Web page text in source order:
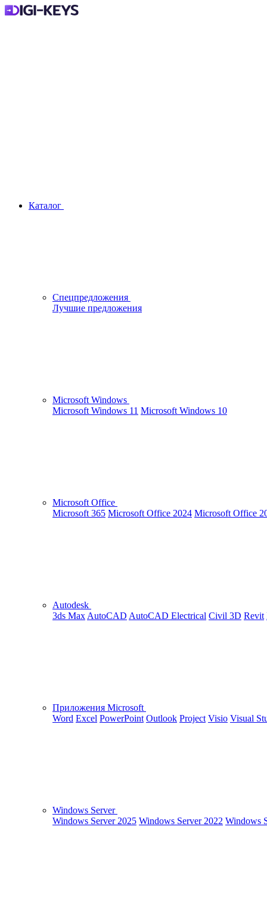
Каталог
Спецпредложения
Лучшие предложения
Microsoft Windows
Microsoft Windows 11 Microsoft Windows 10
Microsoft Office
Microsoft 365 Microsoft Office 2024 Microsoft Office
Autodesk
3ds Max AutoCAD AutoCAD Electrical Civil 3D Revit
Приложения Microsoft
Word Excel PowerPoint Outlook Project Visio Visual
Windows Server
Windows Server 2025 Windows Server 2022 Windows